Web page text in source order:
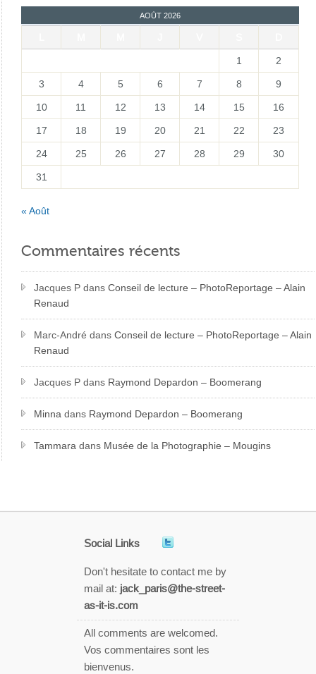
AOÛT 2026
1 2
3 4 5 6 7 8 9
10 11 12 13 14 15 16
17 18 19 20 21 22 23
24 25 26 27 28 29 30
31
« Août
Commentaires récents
Jacques P dansConseil de lecture – PhotoReportage – Alain
Renaud
Marc-André dansConseil de lecture – PhotoReportage – Alain
Renaud
Jacques P dans Raymond Depardon – Boomerang
Minna dans Raymond Depardon – Boomerang
Tammara dans Musée de la Photographie – Mougins
Social Links
Don't hesitate to contact me by
mail at: jack_paris@the-street-
as-it-is.com
All comments are welcomed.
Vos commentaires sont les
bienvenus.